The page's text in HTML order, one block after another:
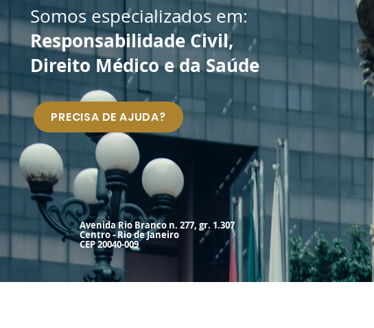
Somos especializados em:
Responsabilidade Civil,
Direito Médico e da Saúde
PRECISA DE AJUDA?
Avenida Rio Branco n. 277, gr. 1.307
Centro - Rio de Janeiro
CEP 20040-009